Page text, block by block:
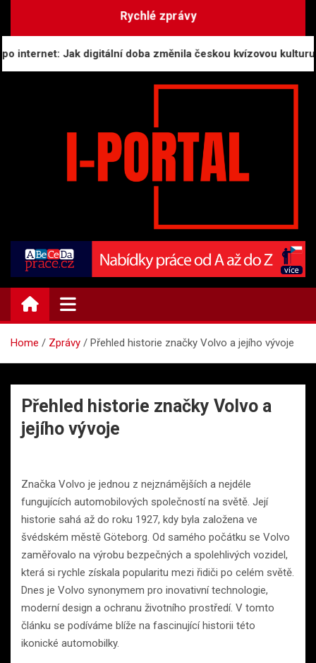
Rychlé zprávy
Jak digitální doba změnila českou kvízovou kulturu
i-PORTAL.CZ | Zprávy
Informační portál
Home Zprávy Přehled historie značky Volvo a jejího vývoje
Přehled historie značky Volvo a
jejího vývoje
Značka Volvo je jednou z nejznámějších a nejdéle
fungujících automobilových společností na světě. Její
historie sahá až do roku 1927, kdy byla založena ve
švédském městě Göteborg. Od samého počátku se Volvo
zaměřovalo na výrobu bezpečných a spolehlivých vozidel,
která si rychle získala popularitu mezi řidiči po celém světě.
Dnes je Volvo synonymem pro inovativní technologie,
moderní design a ochranu životního prostředí. V tomto
článku se podíváme blíže na fascinující historii této
ikonické automobilky.